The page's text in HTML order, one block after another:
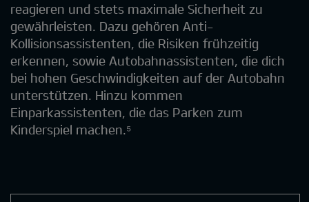
reagieren und stets maximale Sicherheit zu
gewährleisten. Dazu gehören Anti-
Kollisionsassistenten, die Risiken frühzeitig
erkennen, sowie Autobahnassistenten, die dich
bei hohen Geschwindigkeiten auf der Autobahn
unterstützen. Hinzu kommen
Einparkassistenten, die das Parken zum
Kinderspiel machen.⁵